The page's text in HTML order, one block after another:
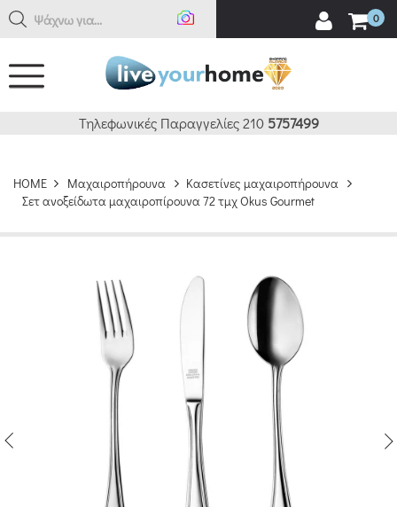
Αν 0
Τηλεφωνικές Παραγγελίες 210 5757499
HOME Μαχαιροπήρουνα
Κασετίνες μαχαιροπήρουνα
Σετ ανοξείδωτα μαχαιροπίρουνα 72 τμχ Okus Gourmet